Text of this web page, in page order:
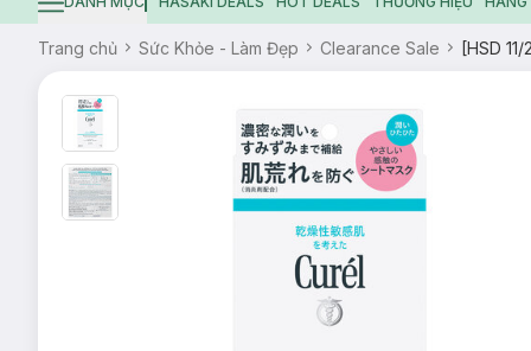
Hamburger icon
Trang chủ Sức Khỏe - Làm Đẹp Clearance Sale [HSD